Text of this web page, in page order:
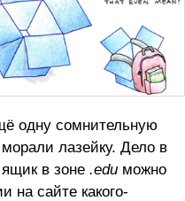
одну сомнительную
лазейку. Дело в
в зоне .eduможно
на сайте какого-